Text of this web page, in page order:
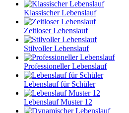
Klassischer Lebenslauf
Zeitloser Lebenslauf
Stilvoller Lebenslauf
Professioneller Lebenslauf
Lebenslauf für Schüler
Lebenslauf Muster 12